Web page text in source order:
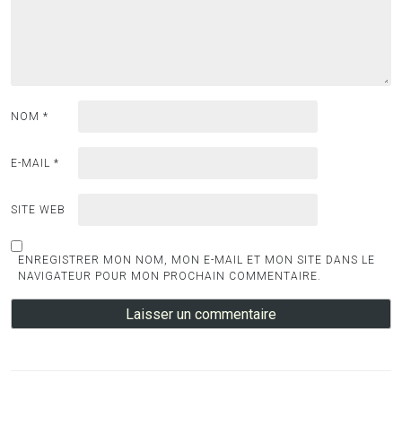
NOM *
E-MAIL *
SITE WEB
ENREGISTRER MON NOM, MON E-MAIL ET MON SITE DANS LE
NAVIGATEUR POUR MON PROCHAIN COMMENTAIRE.